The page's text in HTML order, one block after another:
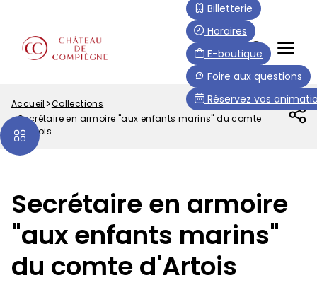
contenu
principal
Menu
Top
FR
Billetterie
Horaires
E-boutique
Foire aux questions
Réservez vos
Fil
d'Ariane
Accueil
Collections
Secrétaire en armoire "aux enfants marins" du comte
d'Artois
Secrétaire en armoire
"aux enfants marins"
du comte d'Artois